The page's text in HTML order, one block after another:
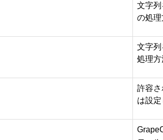
文字
の処理
文字
処理方
許容
は設定